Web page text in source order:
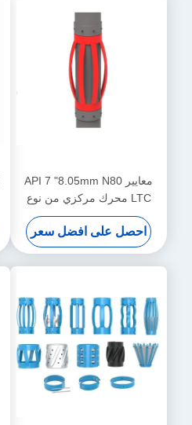
معايير API 7 "8.05mm N80
LTC محرك مركزي من نوع
دبوس للحد من نقل محرك
المركز في عمليات النفط والغاز
احصل على افضل سعر